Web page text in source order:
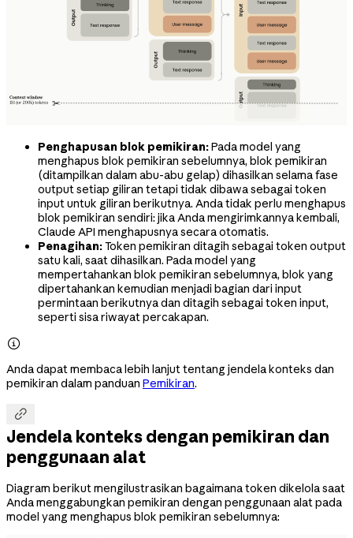
Penghapusan blok pemikiran:Pada model yang
menghapus blok pemikiran sebelumnya, blok pemikiran
(ditampilkan dalam abu-abu gelap) dihasilkan selama fase
output setiap giliran tetapi tidak dibawa sebagai token
input untuk giliran berikutnya. Anda tidak perlu menghapus
blok pemikiran sendiri: jika Anda mengirimkannya kembali,
Claude API menghapusnya secara otomatis.
Penagihan:Token pemikiran ditagih sebagai token output
satu kali, saat dihasilkan. Pada model yang
mempertahankan blok pemikiran sebelumnya, blok yang
dipertahankan kemudian menjadi bagian dari input
permintaan berikutnya dan ditagih sebagai token input,
seperti sisa riwayat percakapan.

Anda dapat membaca lebih lanjut tentang jendela konteks dan
pemikiran dalam panduan Pemikiran.

Jendela konteks dengan pemikiran dan
penggunaan alat
Diagram berikut mengilustrasikan bagaimana token dikelola saat
Anda menggabungkan pemikiran dengan penggunaan alat pada
model yang menghapus blok pemikiran sebelumnya: